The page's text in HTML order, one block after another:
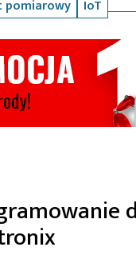
pomiarowy
IoT